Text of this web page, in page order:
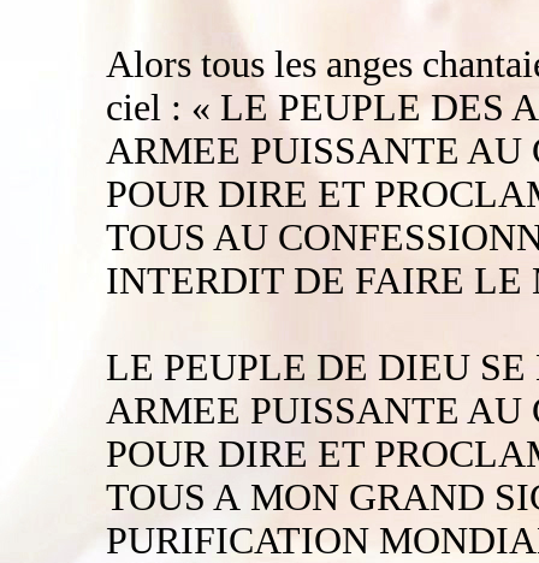
Alors tous les anges
ciel : « LE PEUPLE DES
ARMEE PUISSANTE
POUR DIRE ET
TOUS AU
INTERDIT DE FAIRE LE
LE PEUPLE DE DIEU
ARMEE PUISSANTE
POUR DIRE ET
TOUS A MON GRAND
PURIFICATION